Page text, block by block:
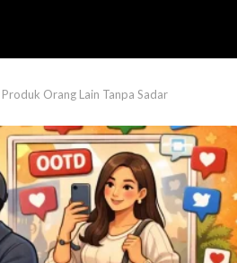
Orang Lain Tanpa Sadar